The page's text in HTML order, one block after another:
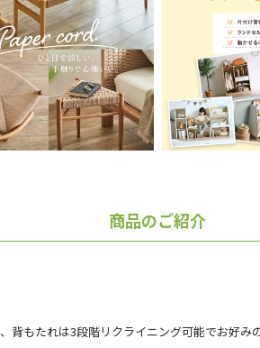
商品のご紹介
もたれは3段階リクライニング可能でお好み